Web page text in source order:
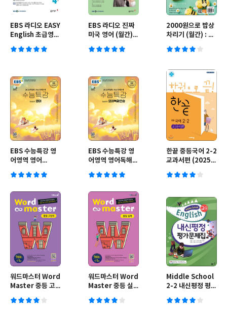
EBS 라디오 EASY
English 초급영어
[2022]
EBS 라디오 진짜
미국 영어 (월간) :
2000원으로 밥상
차리기 (월간) : 4
EBS 수능특강 영
어영역 영어
EBS 수능특강 영
어영역 영어독해연
한끝 중등국어 2-2
교과서편 (2025년
워드마스터 Word
Master 중등 고
워드마스터 Word
Master 중등 실
Middle School
2-2 내신평정 평가